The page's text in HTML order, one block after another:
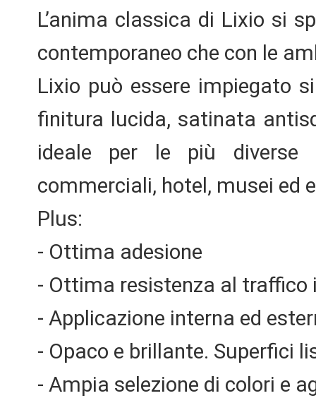
L’anima classica di Lixio si
contemporaneo che con le
Lixio può essere impiegato
finitura lucida, satinata
ideale per le più diverse
commerciali, hotel, musei ed
Plus:
- Ottima adesione
- Ottima resistenza al traffico
- Applicazione interna ed
- Opaco e brillante. Superfici
- Ampia selezione di colori e